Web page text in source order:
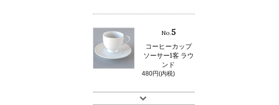
No.5
コーヒーカップ
ソーサー1客 ラウ
ンド
480円(内税)